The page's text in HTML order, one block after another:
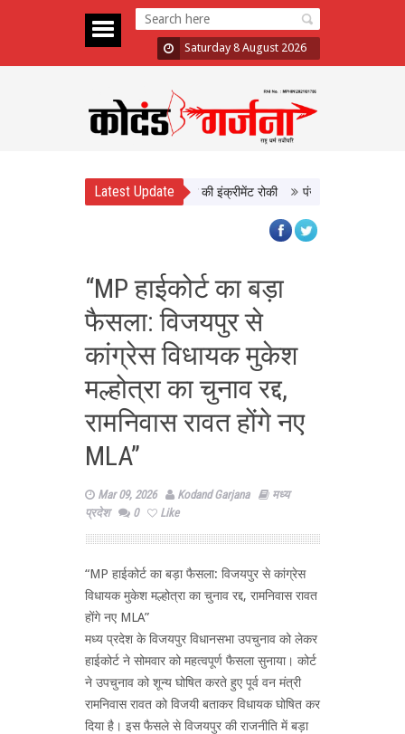
Saturday 8 August 2026
Latest Update
सख्ती, 3 अधिकारी निलंबित; दो की इंक्रीमेंट रोकी पंजाब चुनाव से पहले PM
“MP हाईकोर्ट का बड़ा
फैसला: विजयपुर से
कांग्रेस विधायक मुकेश
मल्होत्रा का चुनाव रद्द,
रामनिवास रावत होंगे नए
MLA”
Mar 09, 2026 Kodand Garjana
मध्य
प्रदेश
0 Like
“MP हाईकोर्ट का बड़ा फैसला: विजयपुर से कांग्रेस
विधायक मुकेश मल्होत्रा का चुनाव रद्द, रामनिवास रावत
होंगे नए MLA”
मध्य प्रदेश के विजयपुर विधानसभा उपचुनाव को लेकर
हाईकोर्ट ने सोमवार को महत्वपूर्ण फैसला सुनाया। कोर्ट
ने उपचुनाव को शून्य घोषित करते हुए पूर्व वन मंत्री
रामनिवास रावत को विजयी बताकर विधायक घोषित कर
दिया है। इस फैसले से विजयपुर की राजनीति में बड़ा